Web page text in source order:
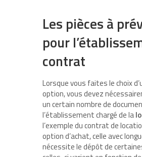
Les pièces à
pour
contrat
Lorsque vous faites le choix
option, vous devez
un certain nombre de
l’établissement chargé de la
l’exemple du contrat de
option d’achat, celle avec
nécessite le dépôt de